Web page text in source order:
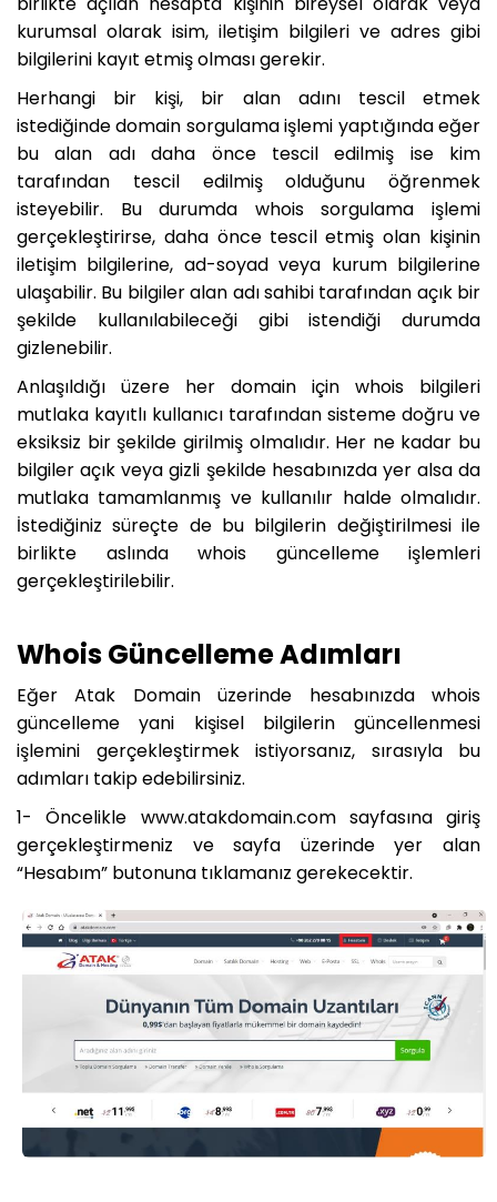
kurumsal olarak isim, iletişim bilgileri ve adres gibi
bilgilerini kayıt etmiş olması gerekir.
Herhangi bir kişi, bir alan adını tescil etmek
istediğinde domain sorgulama işlemi yaptığında eğer
bu alan adı daha önce tescil edilmiş ise kim
tarafından tescil edilmiş olduğunu öğrenmek
isteyebilir. Bu durumda whois sorgulama işlemi
gerçekleştirirse, daha önce tescil etmiş olan kişinin
iletişim bilgilerine, ad-soyad veya kurum bilgilerine
ulaşabilir. Bu bilgiler alan adı sahibi tarafından açık bir
şekilde kullanılabileceği gibi istendiği durumda
gizlenebilir.
Anlaşıldığı üzere her domain için whois bilgileri
mutlaka kayıtlı kullanıcı tarafından sisteme doğru ve
eksiksiz bir şekilde girilmiş olmalıdır. Her ne kadar bu
bilgiler açık veya gizli şekilde hesabınızda yer alsa da
mutlaka tamamlanmış ve kullanılır halde olmalıdır.
İstediğiniz süreçte de bu bilgilerin değiştirilmesi ile
birlikte aslında whois güncelleme işlemleri
gerçekleştirilebilir.
Whois Güncelleme Adımları
Eğer Atak Domain üzerinde hesabınızda whois
güncelleme yani kişisel bilgilerin güncellenmesi
işlemini gerçekleştirmek istiyorsanız, sırasıyla bu
adımları takip edebilirsiniz.
1- Öncelikle www.atakdomain.com sayfasına giriş
gerçekleştirmeniz ve sayfa üzerinde yer alan
“Hesabım” butonuna tıklamanız gerekecektir.